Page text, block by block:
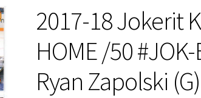
2017-18 Jokerit
HOME /50
Ryan Zapolski